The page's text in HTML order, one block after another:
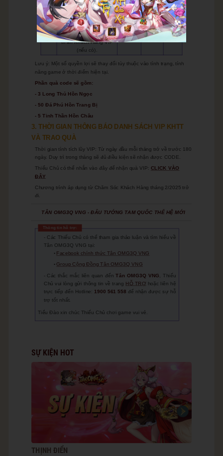
8 Trao đổi trực tiếp với
nhân viên CSKH VIP
qua số VIP.
√ √
9
Tham gia các sự kiện
tri ân Khách Hàng VIP
(nếu có).
√
Lưu ý: Một số quyền lợi sẽ thay đổi tùy thuộc vào tình trạng, tính
năng game ở thời điểm hiện tại.
Phần quà code sẽ gồm:
- 3 Long Thủ Hồn Ngọc
- 50 Đá Phú Hồn Trang Bị
- 5 Tinh Thần Hồn Châu
3. THỜI GIAN THÔNG BÁO DANH SÁCH VIP KHTT
VÀ TRAO QUÀ
Thời gian tính tích lũy VIP: Từ ngày đầu mỗi tháng trở về trước 180
ngày. Duy trì trong tháng sẽ đủ điều kiện sẽ nhận được CODE.
Thiếu Chủ có thể nhắn vào đây để nhận quà VIP: CLICK VÀO
ĐÂY
Chương trình áp dụng từ Chăm Sóc Khách Hàng tháng 2/2025 trở
đi.
TÂN OMG3Q VNG - ĐẤU TƯỚNG TAM QUỐC THẾ HỆ MỚI
Thông tin hỗ trợ:
Các Thiếu Chủ có thể tham gia thảo luận và tìm hiểu về
Tân OMG3Q VNG tại:
Facebook chính thức Tân OMG3Q VNG
Group Cộng Đồng Tân OMG3Q VNG
Các thắc mắc liên quan đếnTân OMG3Q VNG , Thiếu
Chủ vui lòng gửi thông tin về trang HỖ TRỢ hoặc liên hệ
trực tiếp đến Hotline: 1900 561 558 để nhận được sự hỗ
trợ tốt nhất.
Tiểu Đào xin chúc Thiếu Chủ chơi game vui vẻ.
SỰ KIỆN HOT
THỊNH ĐIỂN